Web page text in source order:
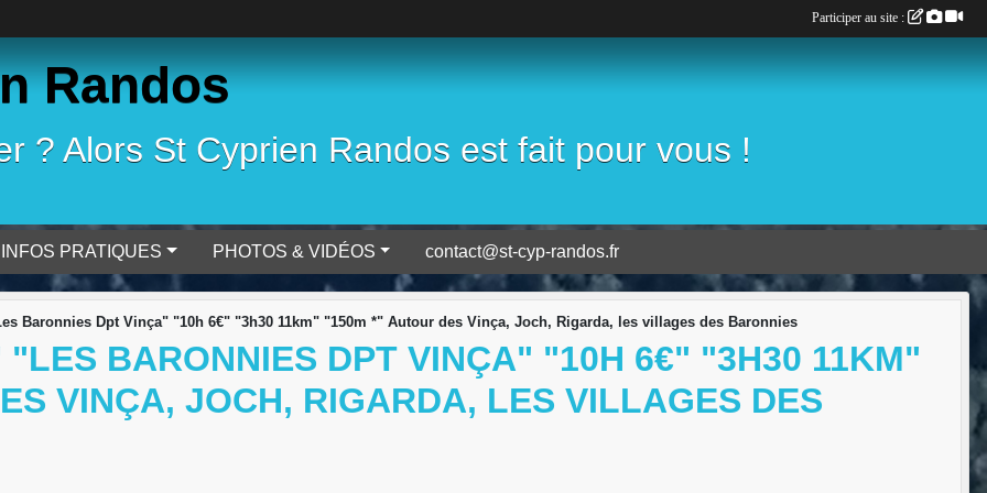
Randos
? Alors St Cyprien Randos est fait pour vous !
INFOS PRATIQUES PHOTOS & VIDÉOS contact@st-cyp-randos.fr
Baronnies Dpt Vinça" "10h 6€" "3h30 11km" "150m *" Autour des Vinça, Joch, Rigarda, les villages des Baronnies
BARONNIES DPT VINÇA" "10H 6€" "3H30 11KM"
VINÇA, JOCH, RIGARDA, LES VILLAGES DES
Participer au site :